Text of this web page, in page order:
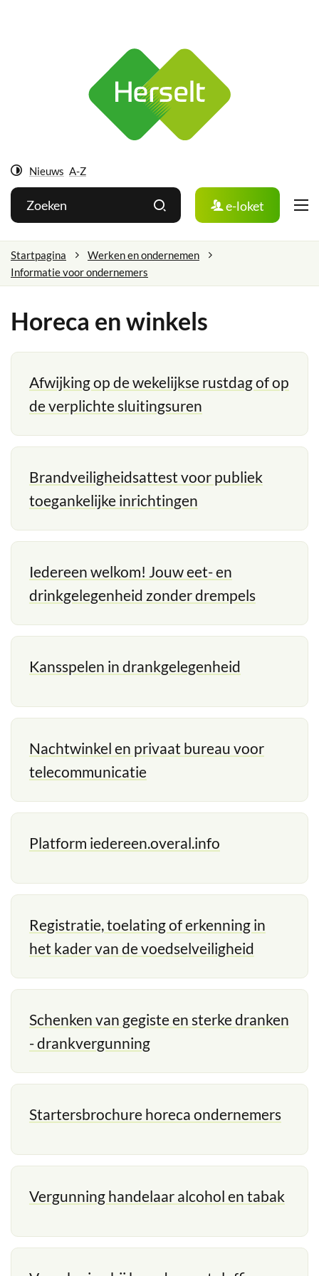
Hoog
contrast
Nieuws A-Z
Wat
zoek
e-loket
Startpagina
Werken en ondernemen
Informatie voor ondernemers
Horeca en winkels
Thema's
Afwijking op de wekelijkse rustdag of op
de verplichte sluitingsuren
Brandveiligheidsattest voor publiek
toegankelijke inrichtingen
Iedereen welkom! Jouw eet- en
drinkgelegenheid zonder drempels
Kansspelen in drankgelegenheid
Nachtwinkel en privaat bureau voor
telecommunicatie
Platform iedereen.overal.info
Registratie, toelating of erkenning in
het kader van de voedselveiligheid
Schenken van gegiste en sterke dranken
- drankvergunning
Startersbrochure horeca ondernemers
Vergunning handelaar alcohol en tabak